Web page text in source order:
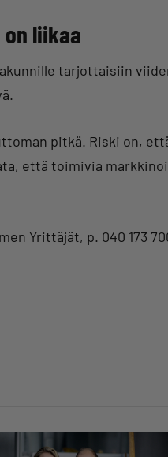
liikaa
tarjottaisiin
pitkä. Riski on,
että toimivia
Yrittäjät, p. 040 173